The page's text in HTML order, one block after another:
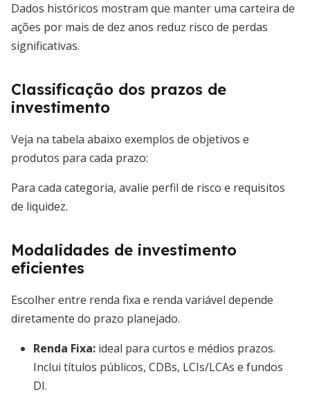
Dados históricos mostram que manter uma carteira de
ações por mais de dez anos reduz risco de perdas
significativas.
Classificação dos prazos de
investimento
Veja na tabela abaixo exemplos de objetivos e
produtos para cada prazo:
Para cada categoria, avalie perfil de risco e requisitos
de liquidez.
Modalidades de investimento
eficientes
Escolher entre renda fixa e renda variável depende
diretamente do prazo planejado.
Renda Fixa: ideal para curtos e médios prazos.
Inclui títulos públicos, CDBs, LCIs/LCAs e fundos
DI.